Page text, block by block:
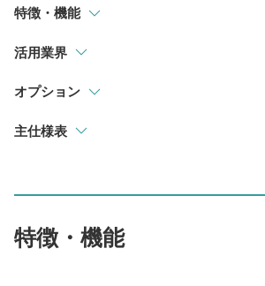
特徴・機能
活用業界
オプション
主仕様表
特徴・機能